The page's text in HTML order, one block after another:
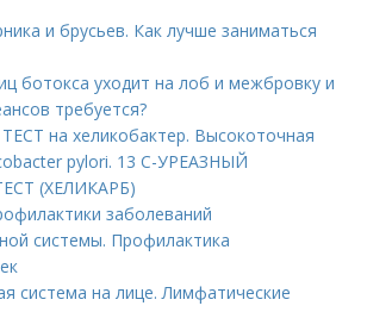
и брусьев. Как лучше заниматься
ботокса уходит на лоб и межбровку и
требуется?
на хеликобактер. Высокоточная
pylori. 13 C-УРЕАЗНЫЙ
(ХЕЛИКАРБ)
заболеваний
системы. Профилактика
система на лице. Лимфатические